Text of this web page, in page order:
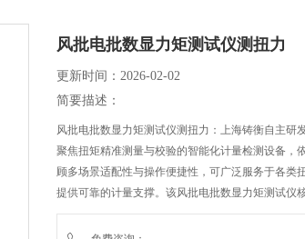
风批电批数显力矩测试仪测扭力
更新时间：2026-02-02
简要描述：
风批电批数显力矩测试仪测扭力：上海铸衡自主研
聚焦扭矩精准测量与校验的智能化计量检测设备，
顾多场景适配性与操作便捷性，可广泛服务于各类
提供可靠的计量支撑。该风批电批数显力矩测试仪
子、扭矩扳手等各类扭力工具的扭矩检测与校准工